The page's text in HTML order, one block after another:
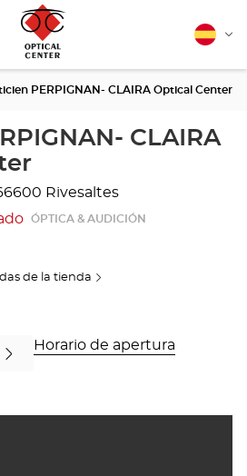
Español
PERPIGNAN- CLAIRA Optical Center
CLAIRA
Rivesaltes
ÓPTICA & AUDICIÓN
de la tienda
Horario de apertura